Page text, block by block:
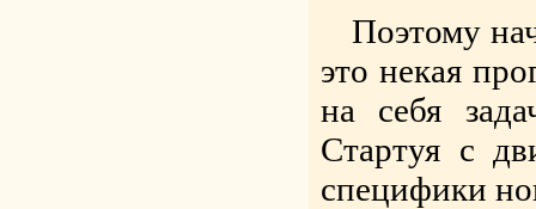
Поэтому
это некая
на себя
Стартуя с
специфики